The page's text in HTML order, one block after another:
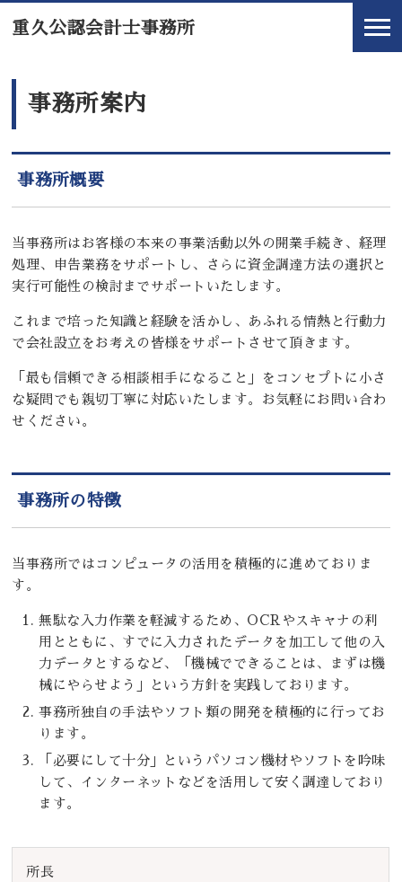
重久公認会計士事務所
事務所案内
事務所概要
当事務所はお客様の本来の事業活動以外の開業手続き、経理
処理、申告業務をサポートし、さらに資金調達方法の選択と
実行可能性の検討までサポートいたします。
これまで培った知識と経験を活かし、あふれる情熱と行動力
で会社設立をお考えの皆様をサポートさせて頂きます。
「最も信頼できる相談相手になること」をコンセプトに小さ
な疑問でも親切丁寧に対応いたします。お気軽にお問い合わ
せください。
事務所の特徴
当事務所ではコンピュータの活用を積極的に進めておりま
す。
無駄な入力作業を軽減するため、OCRやスキャナの利
用とともに、すでに入力されたデータを加工して他の入
力データとするなど、「機械でできることは、まずは機
械にやらせよう」という方針を実践しております。
事務所独自の手法やソフト類の開発を積極的に行ってお
ります。
「必要にして十分」というパソコン機材やソフトを吟味
して、インターネットなどを活用して安く調達しており
ます。
所長